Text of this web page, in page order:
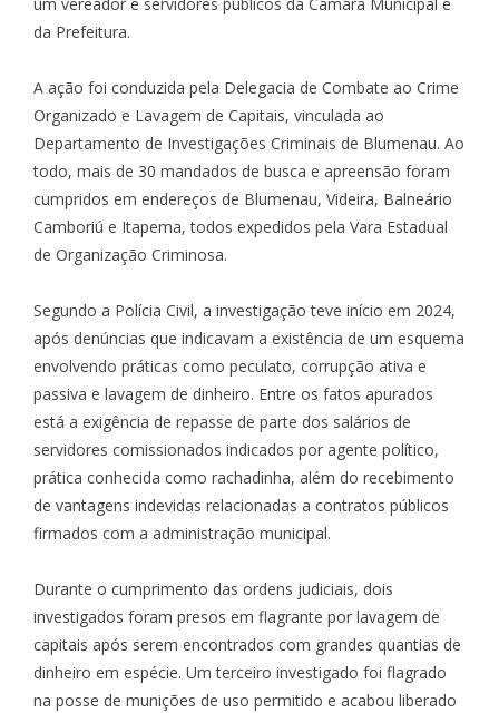
da Prefeitura.
A ação foi conduzida pela Delegacia de Combate ao Crime
Organizado e Lavagem de Capitais, vinculada ao
Departamento de Investigações Criminais de Blumenau. Ao
todo, mais de 30 mandados de busca e apreensão foram
cumpridos em endereços de Blumenau, Videira, Balneário
Camboriú e Itapema, todos expedidos pela Vara Estadual
de Organização Criminosa.
Segundo a Polícia Civil, a investigação teve início em 2024,
após denúncias que indicavam a existência de um esquema
envolvendo práticas como peculato, corrupção ativa e
passiva e lavagem de dinheiro. Entre os fatos apurados
está a exigência de repasse de parte dos salários de
servidores comissionados indicados por agente político,
prática conhecida como rachadinha, além do recebimento
de vantagens indevidas relacionadas a contratos públicos
firmados com a administração municipal.
Durante o cumprimento das ordens judiciais, dois
investigados foram presos em flagrante por lavagem de
capitais após serem encontrados com grandes quantias de
dinheiro em espécie. Um terceiro investigado foi flagrado
na posse de munições de uso permitido e acabou liberado